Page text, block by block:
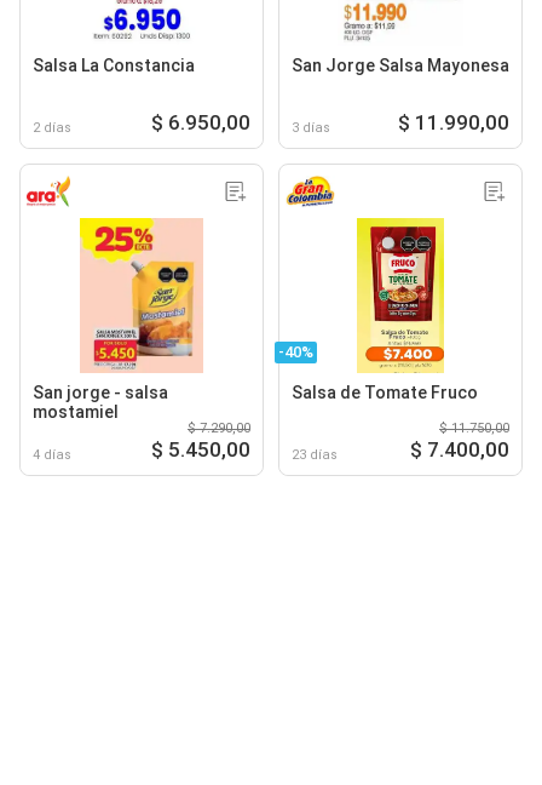
Salsa La Constancia
2 días $ 6.950,00
San Jorge Salsa Mayonesa
3 días $ 11.990,00
San jorge - salsa
mostamiel
4 días
$ 7.290,00
$ 5.450,00
-40%
Salsa de Tomate Fruco
23 días
$ 11.750,00
$ 7.400,00